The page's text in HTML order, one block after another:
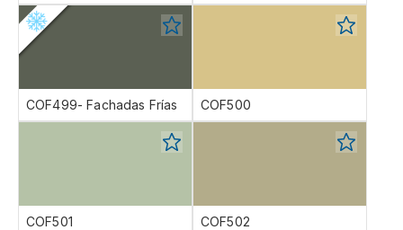
COF499- Fachadas Frías COF500
COF501 COF502